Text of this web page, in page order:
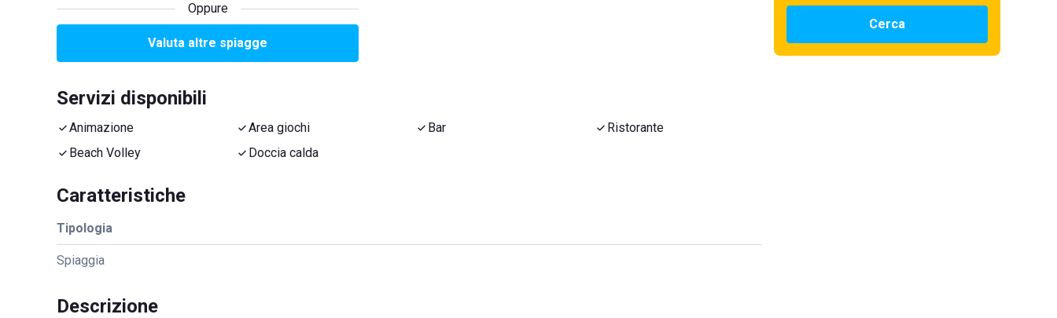
Oppure
Valuta altre spiagge
Servizi disponibili
Animazione Area giochi Bar
Ristorante
Beach Volley
Doccia calda
Caratteristiche
Tipologia
Spiaggia
Descrizione
Cerca